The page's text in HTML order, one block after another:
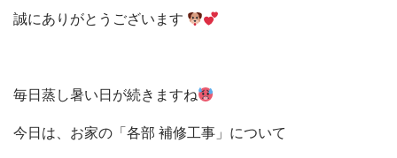
誠にありがとうございます
毎日蒸し暑い日が続きますね
今日は、お家の「各部 補修工事」について